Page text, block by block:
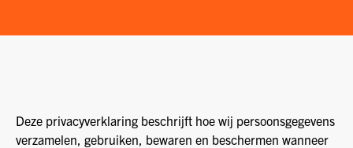
Deze privacyverklaring beschrijft hoe wij persoonsgegevens
verzamelen, gebruiken, bewaren en beschermen wanneer